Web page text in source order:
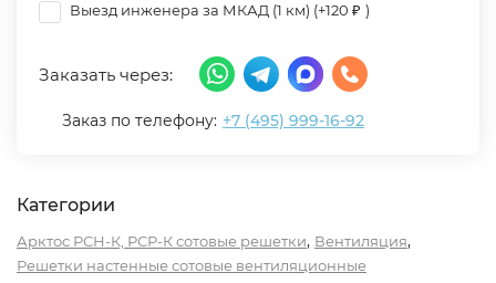
Выезд инженера за МКАД (1 км) (+120 ₽ )
Заказать через:
Заказ по телефону: +7 (495) 999-16-92
Категории
Арктос РСН-К, РСР-К сотовые решетки, Вентиляция,
Решетки настенные сотовые вентиляционные